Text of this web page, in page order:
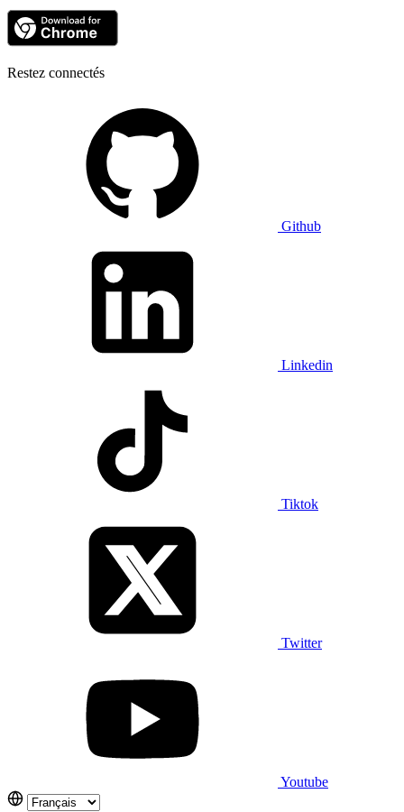
Restez connectés
Github
Linkedin
Tiktok
Twitter
Youtube